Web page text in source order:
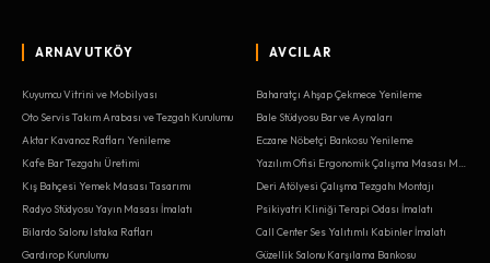
ARNAVUTKÖY
Kuyumcu Vitrini ve Mobilyası
Oto Servis Takım Arabası ve Tezgah Kurulumu
Aktar Kavanoz Rafları Yenileme
Kafe Bar Tezgahı Üretimi
Kış Bahçesi Yemek Masası Tasarımı
Radyo Stüdyosu Yayın Masası İmalatı
Bilardo Salonu Istaka Rafları
Gardırop Kurulumu
AVCILAR
Baharatçı Ahşap Çekmece Yenileme
Bale Stüdyosu Bar ve Aynaları
Eczane Nöbetçi Bankosu Yenileme
Deri Atölyesi Çalışma Tezgahı Montajı
Psikiyatri Kliniği Terapi Odası İmalatı
Call Center Ses Yalıtımlı Kabinler İmalatı
Güzellik Salonu Karşılama Bankosu